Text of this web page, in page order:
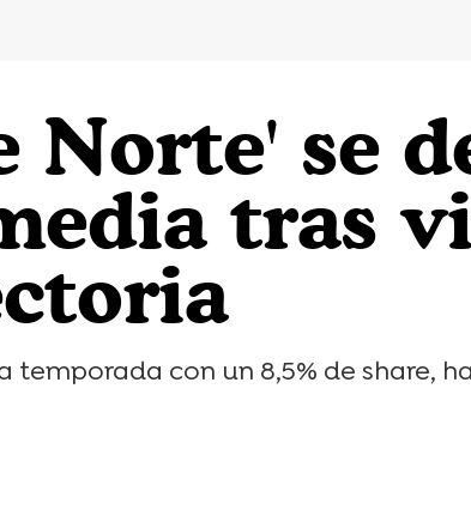
Norte' se
tras
temporada con un 8,5% de share,